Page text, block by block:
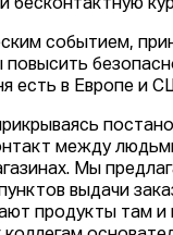
бесконтактную
событием,
есть в Европе и
между
Мы
выдачи
продукты там и